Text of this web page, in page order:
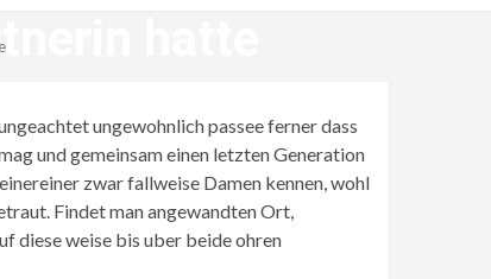
hatte
ungewohnlich passee ferner dass
und gemeinsam einen letzten Generation
zwar fallweise Damen kennen, wohl
Findet man angewandten Ort,
diese weise bis uber beide ohren